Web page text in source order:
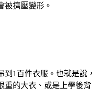
被擠壓變形。
1百件衣服。也就是說，
重的大衣、或是上學後背